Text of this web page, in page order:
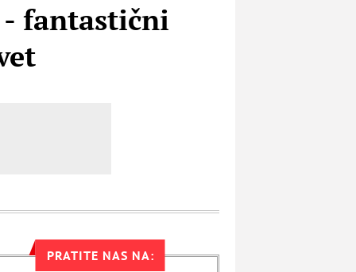
fantastični
PRATITE NAS NA: